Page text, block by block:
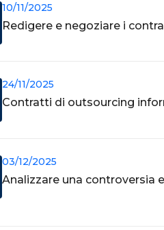
10/11/2025
Redigere e negoziare i
24/11/2025
Contratti di outsourcing
03/12/2025
Analizzare una controversia